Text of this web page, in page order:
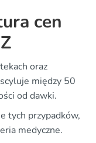
cen
oraz
między 50
od dawki.
tych przypadków,
medyczne.